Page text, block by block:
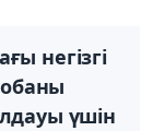
негізгі
үшін